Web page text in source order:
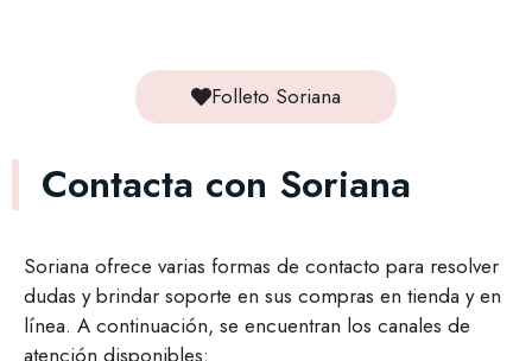
Folleto Soriana
Contacta con Soriana
Soriana ofrece varias formas de contacto para resolver
dudas y brindar soporte en sus compras en tienda y en
línea. A continuación, se encuentran los canales de